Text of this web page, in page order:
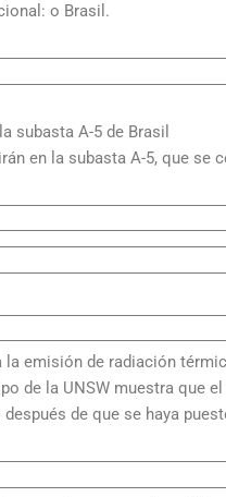
o Brasil.
subasta A-5 de Brasil
en la subasta A-5, que se
emisión de radiación
de la UNSW muestra que
de que se haya